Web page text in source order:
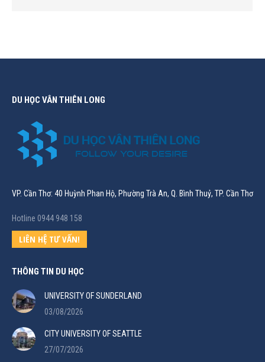
DU HỌC VÂN THIÊN LONG
VP. Cần Thơ: 40 Huỳnh Phan Hộ, Phường Trà An, Q. Bình Thuỷ, TP. Cần Thơ
Hotline 0944 948 158
LIÊN HỆ TƯ VẤN!
THÔNG TIN DU HỌC
UNIVERSITY OF SUNDERLAND
03/08/2026
CITY UNIVERSITY OF SEATTLE
27/07/2026